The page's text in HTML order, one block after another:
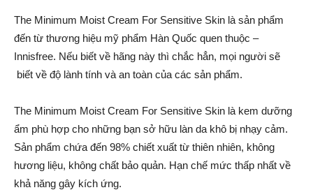
The Minimum Moist Cream For Sensitive Skin là sản phẩm
đến từ thương hiệu mỹ phẩm Hàn Quốc quen thuộc –
Innisfree. Nếu biết về hãng này thì chắc hẳn, mọi người sẽ
biết về độ lành tính và an toàn của các sản phẩm.
The Minimum Moist Cream For Sensitive Skin là kem dưỡng
ẩm phù hợp cho những bạn sở hữu làn da khô bị nhạy cảm.
Sản phẩm chứa đến 98% chiết xuất từ thiên nhiên, không
hương liệu, không chất bảo quản. Hạn chế mức thấp nhất về
khả năng gây kích ứng.